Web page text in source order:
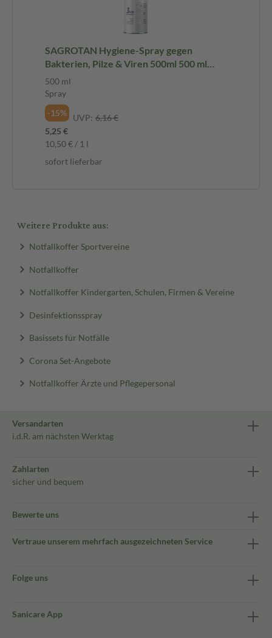
SAGROTAN Hygiene-Spray gegen
Bakterien, Pilze & Viren 500ml 500 ml
Spray
500 ml
Spray
-15%
UVP: 6,16 €
5,25 €
10,50 € / 1 l
sofort lieferbar
Weitere Produkte aus:
Notfallkoffer Sportvereine
Notfallkoffer
Notfallkoffer Kindergarten, Schulen, Firmen & Vereine
Desinfektionsspray
Basissets für Notfälle
Corona Set-Angebote
Notfallkoffer Ärzte und Pflegepersonal
Versandarten
i.d.R. am nächsten Werktag
Zahlarten
sicher und bequem
Bewerte uns
Vertraue unserem mehrfach ausgezeichneten Service
Folge uns
Sanicare App